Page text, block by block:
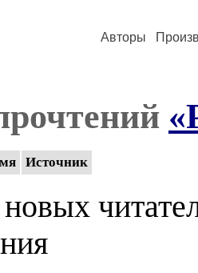
Авторы
Источник
новых